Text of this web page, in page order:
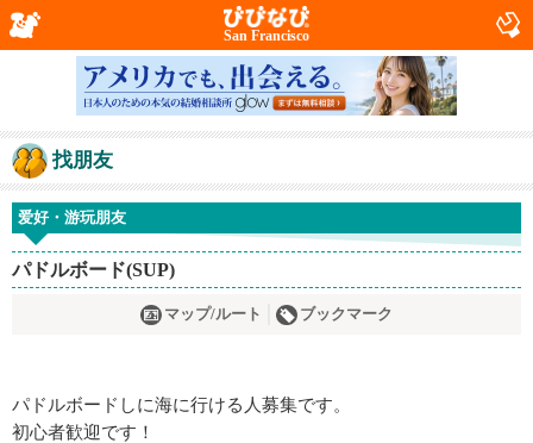
San Francisco
找朋友
爱好・游玩朋友
パドルボード(SUP)
マップ/ルート ブックマーク
パドルボードしに海に行ける人募集です。
初心者歓迎です！